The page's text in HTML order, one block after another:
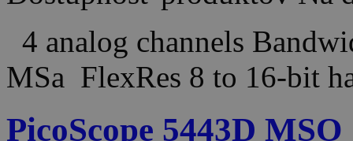
4 analog channels
MSa FlexRes 8 to 16-bit
PicoScope 5443D